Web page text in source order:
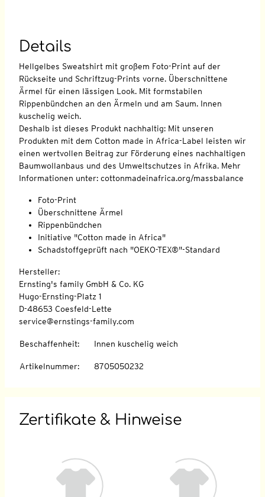
Details
Hellgelbes Sweatshirt mit großem Foto-Print auf der
Rückseite und Schriftzug-Prints vorne. Überschnittene
Ärmel für einen lässigen Look. Mit formstabilen
Rippenbündchen an den Ärmeln und am Saum. Innen
kuschelig weich.
Deshalb ist dieses Produkt nachhaltig: Mit unseren
Produkten mit dem Cotton made in Africa-Label leisten wir
einen wertvollen Beitrag zur Förderung eines nachhaltigen
Baumwollanbaus und des Umweltschutzes in Afrika. Mehr
Informationen unter: cottonmadeinafrica.org/massbalance
Foto-Print
Überschnittene Ärmel
Rippenbündchen
Initiative "Cotton made in Africa"
Schadstoffgeprüft nach "OEKO-TEX®"-Standard
Hersteller:
Ernsting's family GmbH & Co. KG
Hugo-Ernsting-Platz 1
D-48653 Coesfeld-Lette
service@ernstings-family.com
Beschaffenheit: Innen kuschelig weich
Artikelnummer: 8705050232
Zertifikate & Hinweise